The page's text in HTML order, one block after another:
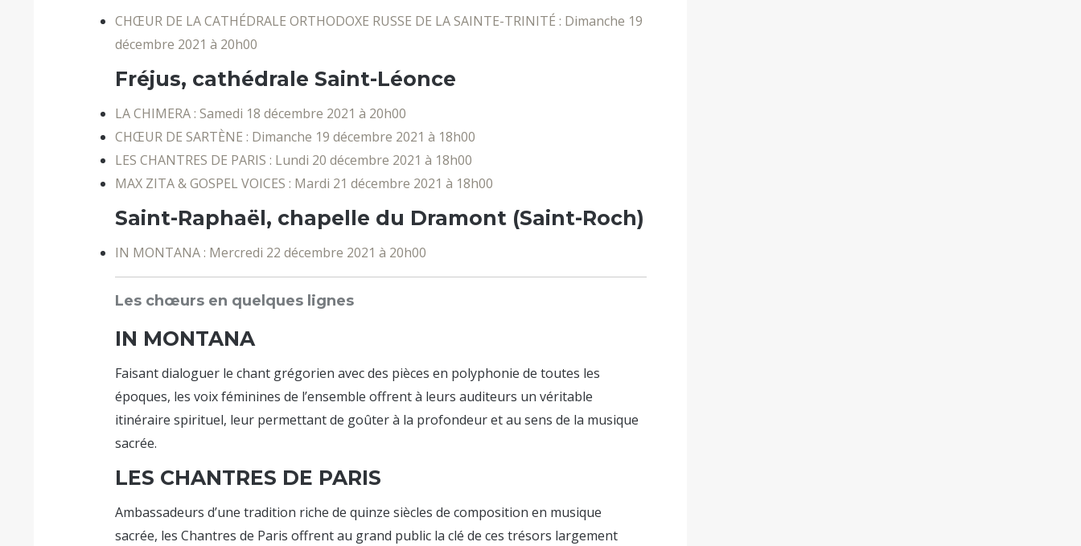
CHŒUR DE LA CATHÉDRALE ORTHODOXE RUSSE DE LA SAINTE-TRINITÉ : Dimanche 19
décembre 2021 à 20h00
Fréjus, cathédrale Saint-Léonce
LA CHIMERA : Samedi 18 décembre 2021 à 20h00
CHŒUR DE SARTÈNE : Dimanche 19 décembre 2021 à 18h00
LES CHANTRES DE PARIS : Lundi 20 décembre 2021 à 18h00
MAX ZITA & GOSPEL VOICES : Mardi 21 décembre 2021 à 18h00
Saint-Raphaël, chapelle du Dramont (Saint-Roch)
IN MONTANA : Mercredi 22 décembre 2021 à 20h00
Les chœurs en quelques lignes
IN MONTANA
Faisant dialoguer le chant grégorien avec des pièces en polyphonie de toutes les
époques, les voix féminines de l’ensemble offrent à leurs auditeurs un véritable
itinéraire spirituel, leur permettant de goûter à la profondeur et au sens de la musique
sacrée.
LES CHANTRES DE PARIS
Ambassadeurs d’une tradition riche de quinze siècles de composition en musique
sacrée, les Chantres de Paris offrent au grand public la clé de ces trésors largement